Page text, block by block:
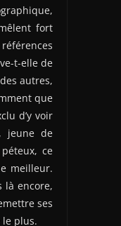
fort
t-elle de
autres,
que
d’y voir
jeune de
ce
meilleur.
là encore,
ses
plus.